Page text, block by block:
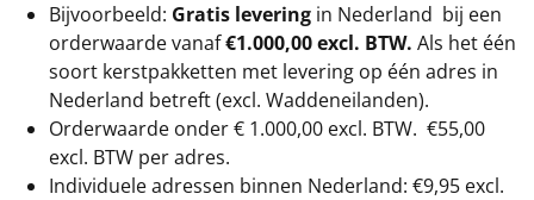
Bijvoorbeeld: Gratis levering in Nederland bij een
orderwaarde vanaf€1.000,00 excl. BTW. Als het één
soort kerstpakketten met levering op één adres in
Nederland betreft (excl. Waddeneilanden).
Orderwaarde onder € 1.000,00 excl. BTW. €55,00
excl. BTW per adres.
Individuele adressen binnen Nederland: €9,95 excl.